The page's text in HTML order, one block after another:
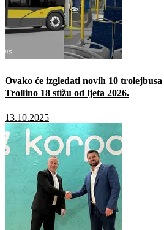
Ovako će izgledati novih 10
Trollino 18 stižu od ljeta 2026.
13.10.2025